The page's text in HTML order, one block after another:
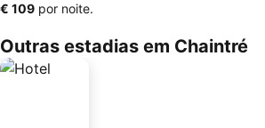
‎€ 109 por noite.
Outras estadias em Chaintré